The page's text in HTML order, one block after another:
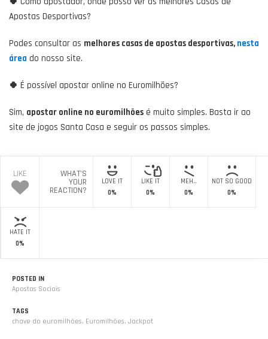
Apostas Desportivas?
Podes consultar as melhores casas de apostas desportivas, nesta
área do nosso site.
🍀 É possível apostar online no Euromilhões?
Sim, apostar online no euromilhões é muito simples. Basta ir ao
site de jogos Santa Casa e seguir os passos simples.
LIKE WHAT'S
YOUR
REACTION?
LOVE IT
0%
LIKE IT
0%
MEH..
0%
NOT SO GOOD
0%
HATE IT
0%
POSTED IN
Apostas Sociais
TAGS
chave do euromilhões, Euromilhões, Jackpot